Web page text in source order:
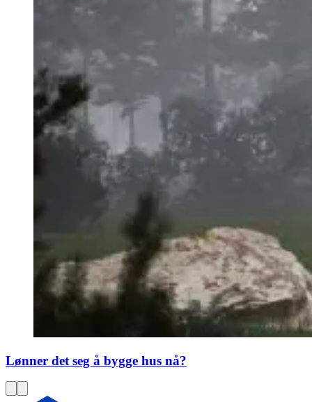
Lønner det seg å bygge hus nå?